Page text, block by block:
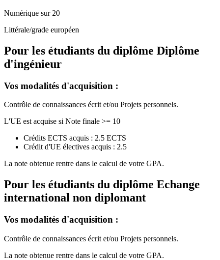
Numérique sur 20
Littérale/grade européen
Pour les étudiants du diplôme Diplôme
d'ingénieur
Vos modalités d'acquisition :
Contrôle de connaissances écrit et/ou Projets personnels.
L'UE est acquise si Note finale >= 10
Crédits ECTS acquis : 2.5 ECTS
Crédit d'UE électives acquis : 2.5
La note obtenue rentre dans le calcul de votre GPA.
Pour les étudiants du diplôme Echange
international non diplomant
Vos modalités d'acquisition :
Contrôle de connaissances écrit et/ou Projets personnels.
La note obtenue rentre dans le calcul de votre GPA.